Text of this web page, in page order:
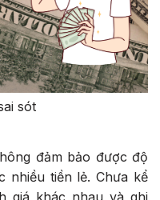
sót
đảm bảo được độ
nhiều tiền lẻ. Chưa kể
giá khác nhau và ghi